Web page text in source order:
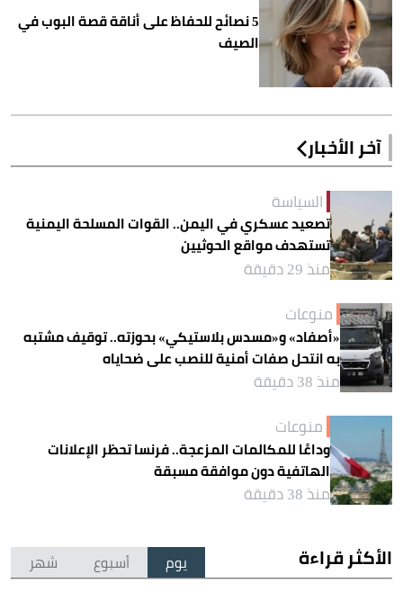
5 نصائح للحفاظ على أناقة قصة البوب في
الصيف
آخر الأخبار
السياسة
تصعيد عسكري في اليمن.. القوات المسلحة اليمنية
تستهدف مواقع الحوثيين
منذ 29 دقيقة
منوعات
«أصفاد» و«مسدس بلاستيكي» بحوزته.. توقيف مشتبه
به انتحل صفات أمنية للنصب على ضحاياه
منذ 38 دقيقة
منوعات
وداعًا للمكالمات المزعجة.. فرنسا تحظر الإعلانات
الهاتفية دون موافقة مسبقة
منذ 38 دقيقة
الأكثر قراءة يوم أسبوع شهر